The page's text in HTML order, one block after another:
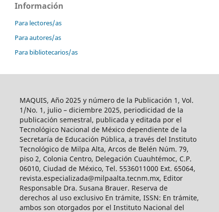
Información
Para lectores/as
Para autores/as
Para bibliotecarios/as
MAQUIS, Año 2025 y número de la Publicación 1, Vol.
1/No. 1, julio – diciembre 2025, periodicidad de la
publicación semestral, publicada y editada por el
Tecnológico Nacional de México dependiente de la
Secretaría de Educación Pública, a través del Instituto
Tecnológico de Milpa Alta, Arcos de Belén Núm. 79,
piso 2, Colonia Centro, Delegación Cuauhtémoc, C.P.
06010, Ciudad de México, Tel. 5536011000 Ext. 65064,
revista.especializada@milpaalta.tecnm.mx, Editor
Responsable Dra. Susana Brauer. Reserva de
derechos al uso exclusivo En trámite, ISSN: En trámite,
ambos son otorgados por el Instituto Nacional del